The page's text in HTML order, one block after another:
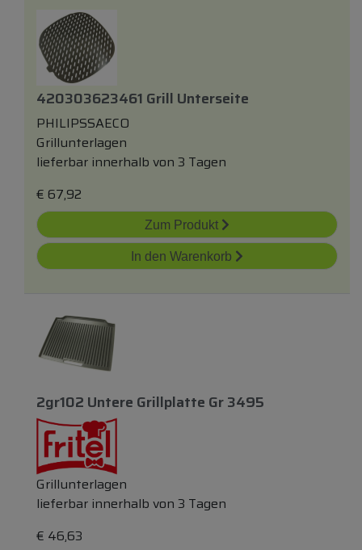
420303623461 Grill Unterseite
PHILIPSSAECO
Grillunterlagen
lieferbar innerhalb von 3 Tagen
€ 67,92
Zum Produkt
In den Warenkorb
2gr102 Untere Grillplatte Gr 3495
Grillunterlagen
lieferbar innerhalb von 3 Tagen
€ 46,63